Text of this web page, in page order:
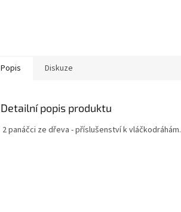
Popis Diskuze
Detailní popis produktu
2 panáčci ze dřeva - příslušenství k vláčkodráhám.